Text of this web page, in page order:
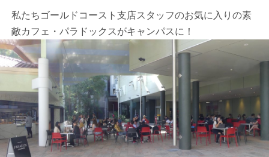
私たちゴールドコースト支店スタッフのお気に入りの素
敵カフェ・パラドックスがキャンパスに！